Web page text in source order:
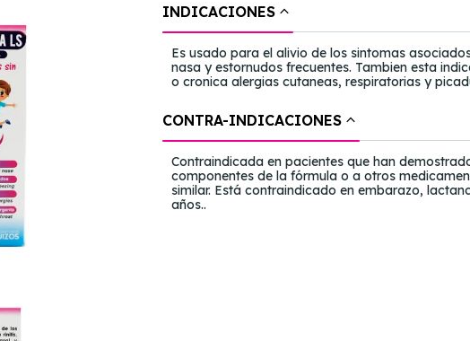
INDICACIONES
Es usado para el alivio de los sintomas
nasa y estornudos frecuentes. Tambien esta
o cronica alergias cutaneas, respiratorias y
CONTRA-INDICACIONES
Contraindicada en pacientes que han
componentes de la fórmula o a otros
similar. Está contraindicado en embarazo,
años..